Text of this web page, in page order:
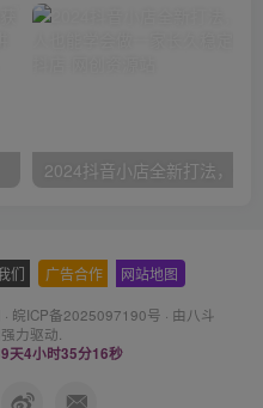
们 广告合作 网站地图
· 皖ICP备2025097190号 · 由八斗
强力驱动.
天4小时35分16秒